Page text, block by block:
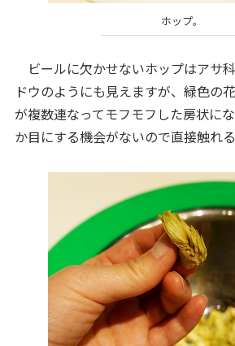
ホップ。
ビールに欠かせないホップはアサ
ドウのようにも見えますが、緑色の
が複数連なってモフモフした房状に
か目にする機会がないので直接触れ